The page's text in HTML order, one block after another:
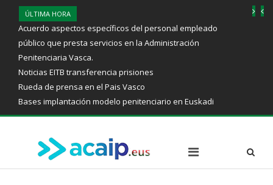
ÚLTIMA HORA
Acuerdo aspectos específicos del personal empleado
público que presta servicios en la Administración
Penitenciaria Vasca.
Noticias EITB transferencia prisiones
Rueda de prensa en el Pais Vasco
Bases implantación modelo penitenciario en Euskadi